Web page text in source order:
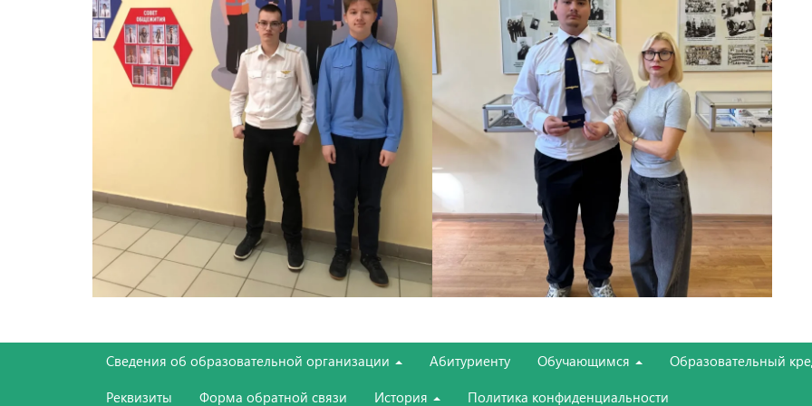
Сведения об образовательной организации Абитуриенту Обучающимся Образовательный
Реквизиты
Форма обратной связи История Политика конфиденциальности